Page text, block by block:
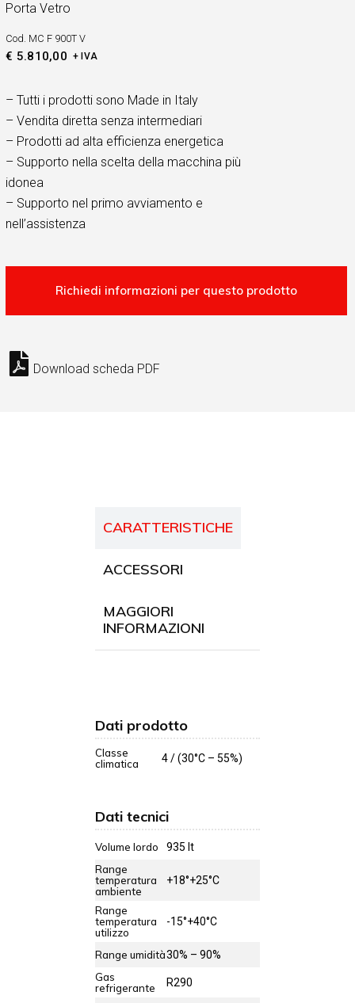
Porta Vetro
Cod. MC F 900T V
€ 5.810,00 + IVA
– Tutti i prodotti sono Made in Italy
– Vendita diretta senza intermediari
– Prodotti ad alta efficienza energetica
– Supporto nella scelta della macchina più
idonea
– Supporto nel primo avviamento e
nell’assistenza
Download scheda PDF
CARATTERISTICHE
ACCESSORI
MAGGIORI
INFORMAZIONI
Dati prodotto
Classe
climatica
4 / (30°C – 55%)
Dati tecnici
Volume lordo
935 lt
Range
temperatura
ambiente
+18°+25°C
Range
temperatura
utilizzo
-15°+40°C
Range umidità30% – 90%
Gas
refrigerante
R290